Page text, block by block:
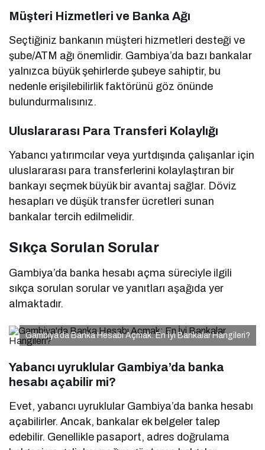
Müşteri Hizmetleri ve Banka Ağı
Seçtiğiniz bankanın müşteri hizmetleri desteği ve
şube/ATM ağı önemlidir. Gambiya’da bazı bankalar
yalnızca büyük şehirlerde şubeye sahiptir, bu
nedenle erişilebilirlik faktörünü göz önünde
bulundurmalısınız.
Uluslararası Para Transferi Kolaylığı
Yabancı yatırımcılar veya yurtdışında çalışanlar için
uluslararası para transferlerini kolaylaştıran bir
bankayı seçmek büyük bir avantaj sağlar. Döviz
hesapları ve düşük transfer ücretleri sunan
bankalar tercih edilmelidir.
Sıkça Sorulan Sorular
Gambiya’da banka hesabı açma süreciyle ilgili
sıkça sorulan sorular ve yanıtları aşağıda yer
almaktadır.
Gambiya’da Banka Hesabı Açmak: En İyi Bankalar Hangileri?
Yabancı uyruklular Gambiya’da banka
hesabı açabilir mi?
Evet, yabancı uyruklular Gambiya’da banka hesabı
açabilirler. Ancak, bankalar ek belgeler talep
edebilir. Genellikle pasaport, adres doğrulama